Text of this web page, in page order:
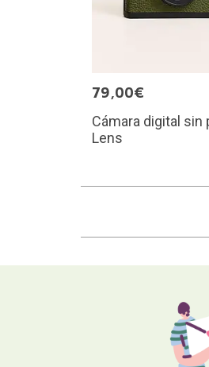
79,00€
Cámara digital sin
Lens